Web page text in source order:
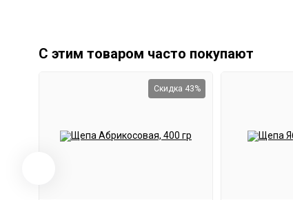
Паспорт
С этим товаром часто покупают
Скидка 43%